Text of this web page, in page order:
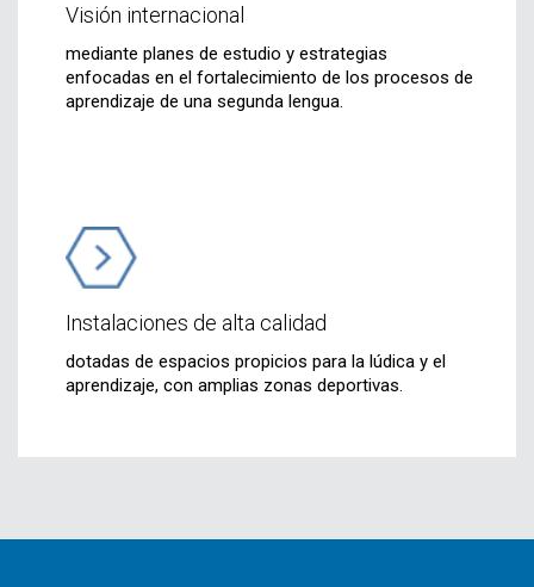
Visión internacional
mediante planes de estudio y estrategias
enfocadas en el fortalecimiento de los procesos de
aprendizaje de una segunda lengua.
Instalaciones de alta calidad
dotadas de espacios propicios para la lúdica y el
aprendizaje, con amplias zonas deportivas.